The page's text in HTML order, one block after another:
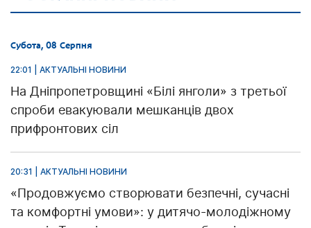
Субота, 08 Серпня
22:01 | АКТУАЛЬНІ НОВИНИ
На Дніпропетровщині «Білі янголи» з третьої
спроби евакуювали мешканців двох
прифронтових сіл
20:31 | АКТУАЛЬНІ НОВИНИ
«Продовжуємо створювати безпечні, сучасні
та комфортні умови»: у дитячо-молодіжному